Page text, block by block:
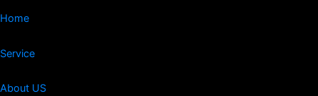
Home
Service
About US